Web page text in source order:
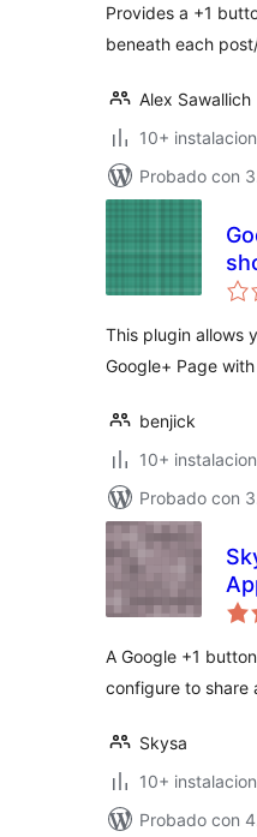
Provides a +1
beneath each
Alex Sawallich
10+
Probado con
This plugin allows
Google+ Page
benjick
10+
Probado con
A Google +1
configure to share
Skysa
10+
Probado con